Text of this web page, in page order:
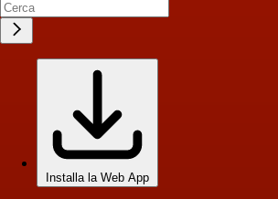
Installa la Web App